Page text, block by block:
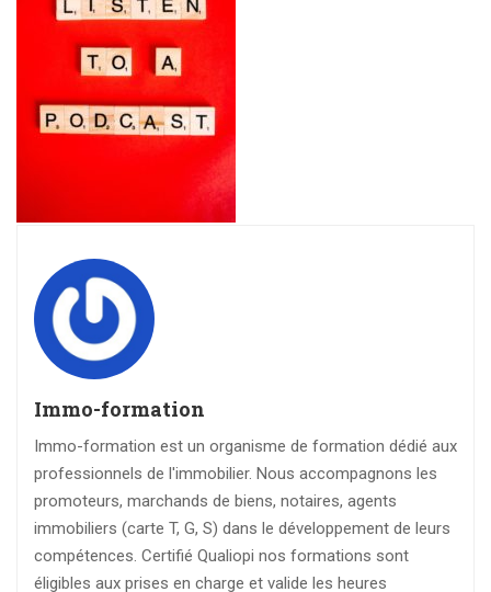
Immo-formation
Immo-formation est un organisme de formation dédié aux
professionnels de l'immobilier. Nous accompagnons les
promoteurs, marchands de biens, notaires, agents
immobiliers (carte T, G, S) dans le développement de leurs
compétences. Certifié Qualiopi nos formations sont
éligibles aux prises en charge et valide les heures